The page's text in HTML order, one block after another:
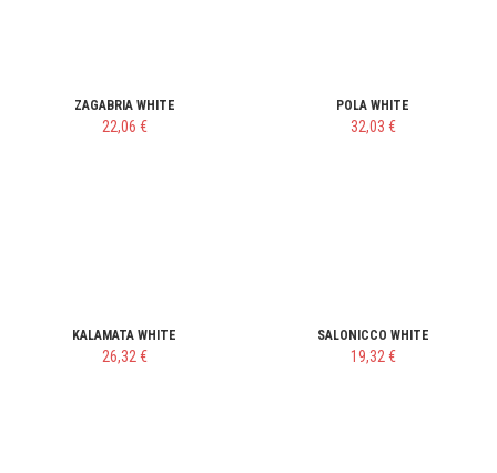
ZAGABRIA WHITE
22,06 €
POLA WHITE
32,03 €
KALAMATA WHITE
26,32 €
SALONICCO WHITE
19,32 €